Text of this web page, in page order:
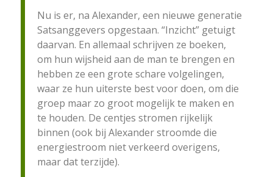
Nu is er, na Alexander, een nieuwe generatie
Satsanggevers opgestaan. “Inzicht” getuigt
daarvan. En allemaal schrijven ze boeken,
om hun wijsheid aan de man te brengen en
hebben ze een grote schare volgelingen,
waar ze hun uiterste best voor doen, om die
groep maar zo groot mogelijk te maken en
te houden. De centjes stromen rijkelijk
binnen (ook bij Alexander stroomde die
energiestroom niet verkeerd overigens,
maar dat terzijde).